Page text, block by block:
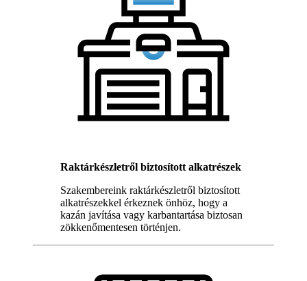
Raktárkészletről biztosított alkatrészek
Szakembereink raktárkészletről biztosított
alkatrészekkel érkeznek önhöz, hogy a
kazán javítása vagy karbantartása biztosan
zökkenőmentesen történjen.